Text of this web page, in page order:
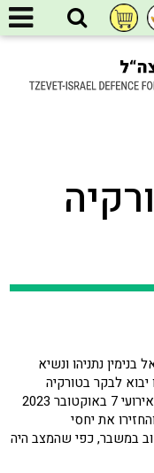
נתניהו ונשיא
לבקר בטורקיה
ולאחריו יגיע ארדואן לביקור גומלין בישראל. אירועי 7 באוקטובר 2023
את יחסי
במשבר, כפי שהמצב היה